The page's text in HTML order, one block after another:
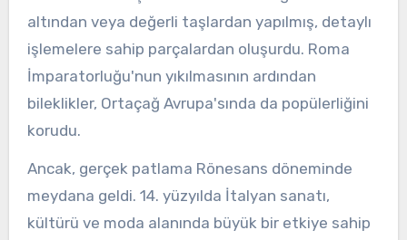
altından veya değerli taşlardan yapılmış, detaylı
işlemelere sahip parçalardan oluşurdu. Roma
İmparatorluğu'nun yıkılmasının ardından
bileklikler, Ortaçağ Avrupa'sında da popülerliğini
korudu.
Ancak, gerçek patlama Rönesans döneminde
meydana geldi. 14. yüzyılda İtalyan sanatı,
kültürü ve moda alanında büyük bir etkiye sahip